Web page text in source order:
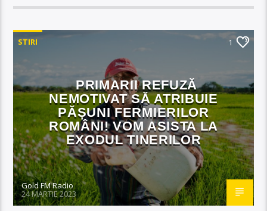
STIRI 1
PRIMARII REFUZĂ
NEMOTIVAT SĂ ATRIBUIE
PĂȘUNI FERMIERILOR
ROMÂNI! VOM ASISTA LA
EXODUL TINERILOR
Gold FM Radio
24 MARTIE 2023